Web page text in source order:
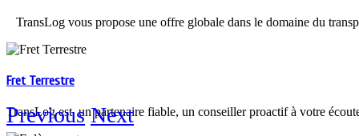
TransLog vous propose une offre globale dans le domaine du
Fret Terrestre
TransLog est un partenaire fiable, un conseiller proactif à votre
Previous Next